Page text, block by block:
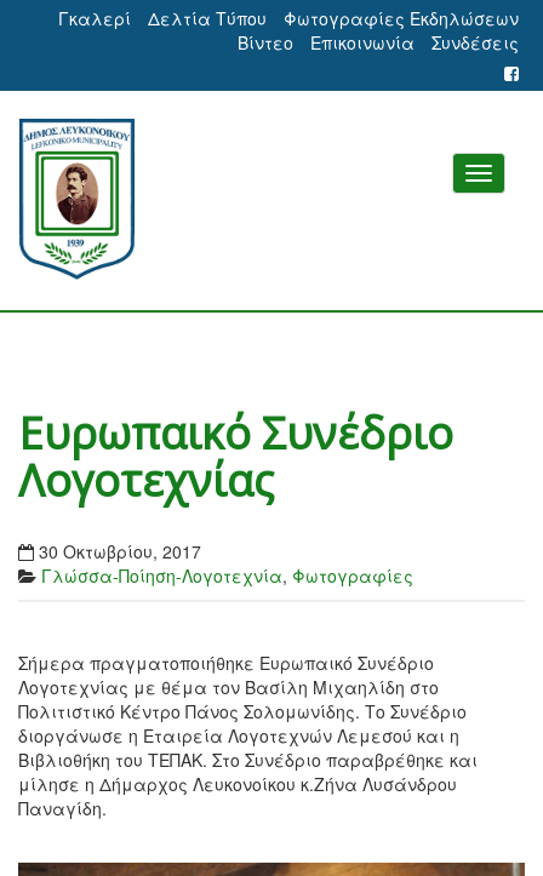
Γκαλερί Δελτία Τύπου
Φωτογραφίες Εκδηλώσεων
Βίντεο
Επικοινωνία Συνδέσεις
Ευρωπαικό Συνέδριο
Λογοτεχνίας
30 Οκτωβρίου, 2017
Γλώσσα-Ποίηση-Λογοτεχνία, Φωτογραφίες
Σήμερα πραγματοποιήθηκε Ευρωπαικό Συνέδριο
Λογοτεχνίας με θέμα τον Βασίλη Μιχαηλίδη στο
Πολιτιστικό Κέντρο Πάνος Σολομωνίδης. Το Συνέδριο
διοργάνωσε η Εταιρεία Λογοτεχνών Λεμεσού και η
Βιβλιοθήκη του ΤΕΠΑΚ. Στο Συνέδριο παραβρέθηκε και
μίλησε η Δήμαρχος Λευκονοίκου κ.Ζήνα Λυσάνδρου
Παναγίδη.